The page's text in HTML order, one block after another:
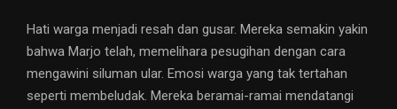
Hati warga menjadi resah dan gusar. Mereka semakin yakin
bahwa Marjo telah, memelihara pesugihan dengan cara
mengawini siluman ular. Emosi warga yang tak tertahan
seperti membeludak. Mereka beramai-ramai mendatangi